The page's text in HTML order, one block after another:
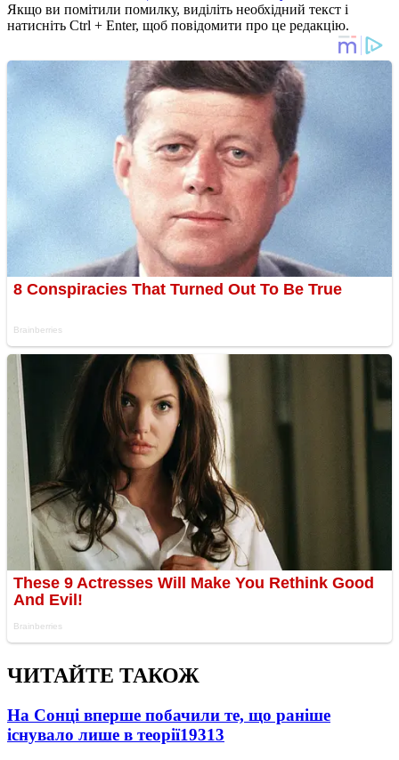
Якщо ви помітили помилку, виділіть необхідний текст і
натисніть Ctrl + Enter, щоб повідомити про це редакцію.
ЧИТАЙТЕ ТАКОЖ
На Сонці вперше побачили те, що раніше
існувало лише в теорії19313